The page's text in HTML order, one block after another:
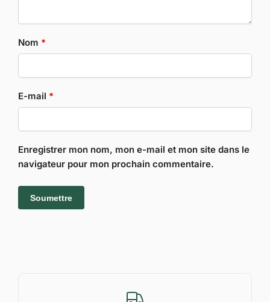
Nom *
E-mail *
Enregistrer mon nom, mon e-mail et mon site dans le
navigateur pour mon prochain commentaire.